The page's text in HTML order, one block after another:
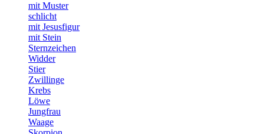
mit Muster
schlicht
mit Jesusfigur
mit Stein
Sternzeichen
Widder
Stier
Zwillinge
Krebs
Löwe
Jungfrau
Waage